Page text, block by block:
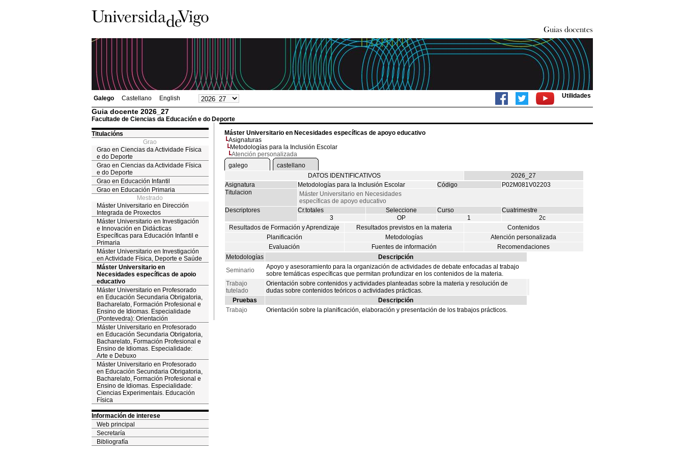
Galego Castellano English Utilidades
Guia docente 2026_27
Facultade de Ciencias da Educación e do Deporte
Titulacións
Grao
Grao en Ciencias da Actividade Física
e do Deporte
Grao en Ciencias da Actividade Física
e do Deporte
Grao en Educación Infantil
Grao en Educación Primaria
Mestrado
Máster Universitario en Dirección
Integrada de Proxectos
Máster Universitario en Investigación
e Innovación en Didácticas
Específicas para Educación Infantil e
Primaria
Máster Universitario en Investigación
en Actividade Física, Deporte e Saúde
Máster Universitario en
Necesidades específicas de apoio
educativo
Máster Universitario en Profesorado
en Educación Secundaria Obrigatoria,
Bacharelato, Formación Profesional e
Ensino de Idiomas. Especialidade
(Pontevedra): Orientación
Máster Universitario en Profesorado
en Educación Secundaria Obrigatoria,
Bacharelato, Formación Profesional e
Ensino de Idiomas. Especialidade:
Arte e Debuxo
Máster Universitario en Profesorado
en Educación Secundaria Obrigatoria,
Bacharelato, Formación Profesional e
Ensino de Idiomas. Especialidade:
Ciencias Experimentais. Educación
Física
Información de interese
Web principal
Secretaría
Bibliografía
Máster Universitario en Necesidades específicas de apoyo educativo
Asignaturas
Metodologías para la Inclusión Escolar
Atención personalizada
galego
castellano
DATOS IDENTIFICATIVOS
2026_27
Asignatura
Metodologías para la Inclusión Escolar Código
P02M081V02203
Titulacion
Máster Universitario en Necesidades
específicas de apoyo educativo
Descriptores
Cr.totales Seleccione Curso
Cuatrimestre
3
OP 1
2c
Resultados de Formación y Aprendizaje
Resultados previstos en la materia
Contenidos
Planificación
Metodologías
Atención personalizada
Evaluación
Fuentes de información
Recomendaciones
Metodologías
Descripción
Seminario
Apoyo y asesoramiento para la organización de actividades de debate enfocadas al trabajo
sobre temáticas específicas que permitan profundizar en los contenidos de la materia.
Trabajo
tutelado
Orientación sobre contenidos y actividades planteadas sobre la materia y resolución de
dudas sobre contenidos teóricos o actividades prácticas.
Pruebas
Descripción
Trabajo
Orientación sobre la planificación, elaboración y presentación de los trabajos prácticos.